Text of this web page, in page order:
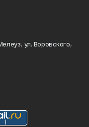
ул. Воровского,